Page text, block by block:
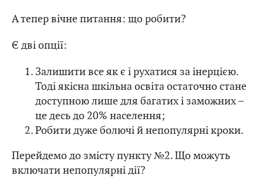
А тепер вічне питання: що робити?
Є дві опції:
Залишити все як є і рухатися за інерцією.
Тоді якісна шкільна освіта остаточно стане
доступною лише для багатих і заможних –
це десь до 20% населення;
Робити дуже болючі й непопулярні кроки.
Перейдемо до змісту пункту №2. Що можуть
включати непопулярні дії?